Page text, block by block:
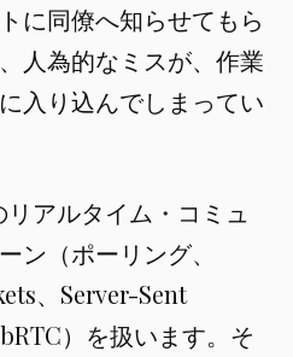
に同僚へ知らせてもら
人為的なミスが、作業
入り込んでしまってい
アルタイム・コミュ
ン（ポーリング、
、Server-Sent
）を扱います。そ